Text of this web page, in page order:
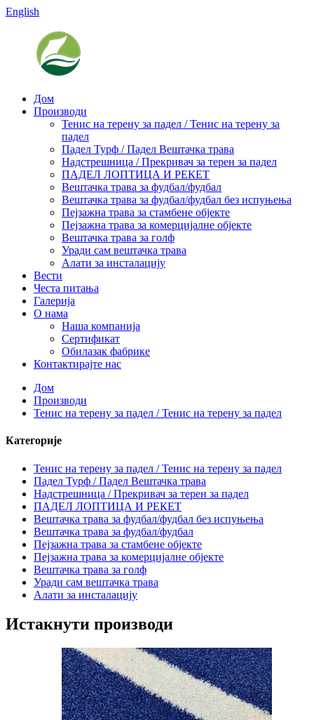
English
Дом
Производи
Тенис на терену за падел / Тенис на терену за
падел
Падел Турф / Падел Вештачка трава
Надстрешница / Прекривач за терен за падел
ПАДЕЛ ЛОПТИЦА И РЕКЕТ
Вештачка трава за фудбал/фудбал
Вештачка трава за фудбал/фудбал без испуњења
Пејзажна трава за стамбене објекте
Пејзажна трава за комерцијалне објекте
Вештачка трава за голф
Уради сам вештачка трава
Алати за инсталацију
Вести
Честа питања
Галерија
О нама
Наша компанија
Сертификат
Обилазак фабрике
Контактирајте нас
Дом
Производи
Тенис на терену за падел / Тенис на терену за падел
Категорије
Тенис на терену за падел / Тенис на терену за падел
Падел Турф / Падел Вештачка трава
Надстрешница / Прекривач за терен за падел
ПАДЕЛ ЛОПТИЦА И РЕКЕТ
Вештачка трава за фудбал/фудбал без испуњења
Вештачка трава за фудбал/фудбал
Пејзажна трава за стамбене објекте
Пејзажна трава за комерцијалне објекте
Вештачка трава за голф
Уради сам вештачка трава
Алати за инсталацију
Истакнути производи